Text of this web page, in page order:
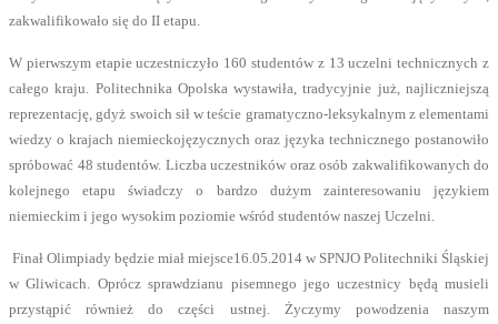
zakwalifikowało się do II etapu.
W pierwszym etapie uczestniczyło 160 studentów z 13 uczelni technicznych z
całego kraju. Politechnika Opolska wystawiła, tradycyjnie już, najliczniejszą
reprezentację, gdyż swoich sił w teście gramatyczno-leksykalnym z elementami
wiedzy o krajach niemieckojęzycznych oraz języka technicznego postanowiło
spróbować 48 studentów. Liczba uczestników oraz osób zakwalifikowanych do
kolejnego etapu świadczy o bardzo dużym zainteresowaniu językiem
niemieckim i jego wysokim poziomie wśród studentów naszej Uczelni.
Finał Olimpiady będzie miał miejsce16.05.2014 w SPNJO Politechniki Śląskiej
w Gliwicach. Oprócz sprawdzianu pisemnego jego uczestnicy będą musieli
przystąpić również do części ustnej. Życzymy powodzenia naszym